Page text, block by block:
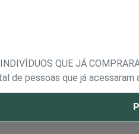
QUE JÁ
de pessoas que já acessaram